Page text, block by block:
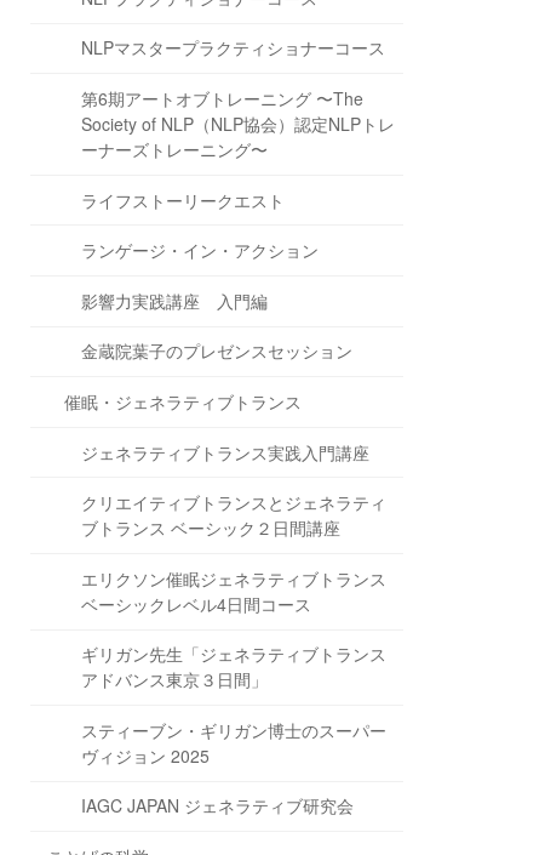
NLPマスタープラクティショナーコース
第6期アートオブトレーニング 〜The
Society of NLP（NLP協会）認定NLPトレ
ーナーズトレーニング〜
ライフストーリークエスト
ランゲージ・イン・アクション
影響力実践講座 入門編
金蔵院葉子のプレゼンスセッション
催眠・ジェネラティブトランス
ジェネラティブトランス実践入門講座
クリエイティブトランスとジェネラティ
ブトランス ベーシック２日間講座
エリクソン催眠ジェネラティブトランス
ベーシックレベル4日間コース
ギリガン先生「ジェネラティブトランス
アドバンス東京３日間」
スティーブン・ギリガン博士のスーパー
ヴィジョン 2025
IAGC JAPAN ジェネラティブ研究会